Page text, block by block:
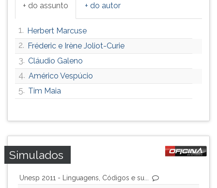
+ do assunto + do autor
1. Herbert Marcuse
2. Fréderic e Irène Joliot-Curie
3. Cláudio Galeno
4. Américo Vespúcio
5. Tim Maia
Simulados
Unesp 2011 - Linguagens, Códigos e su...